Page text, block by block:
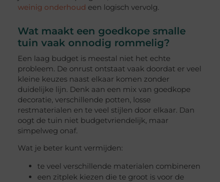
weinig onderhoud een logisch vervolg.
Wat maakt een goedkope smalle
tuin vaak onnodig rommelig?
Een laag budget is meestal niet het echte
probleem. De onrust ontstaat vaak doordat er veel
kleine keuzes naast elkaar komen zonder
duidelijke lijn. Denk aan een mix van goedkope
decoratie, verschillende potten, losse
restmaterialen en te veel stijlen door elkaar. Dan
oogt de tuin niet budgetvriendelijk, maar
simpelweg onaf.
Wat je beter kunt vermijden:
te veel verschillende materialen combineren
een zitplek kiezen die te groot is voor de